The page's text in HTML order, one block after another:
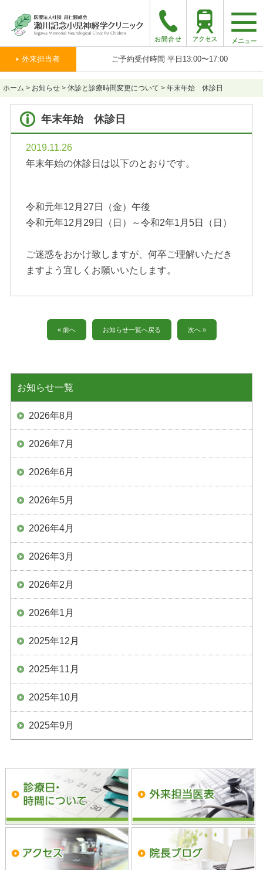
外来担当者 ご予約受付時間 平日13:00〜17:00
ホーム > お知らせ > 休診と診療時間変更について > 年末年始 休診日
年末年始 休診日
2019.11.26
年末年始の休診日は以下のとおりです。
令和元年12月27日（金）午後
令和元年12月29日（日）～令和2年1月5日（日）
ご迷惑をおかけ致しますが、何卒ご理解いただき
ますよう宜しくお願いいたします。
« 前へ お知らせ一覧へ戻る 次へ »
お知らせ一覧
2026年8月
2026年7月
2026年6月
2026年5月
2026年4月
2026年3月
2026年2月
2026年1月
2025年12月
2025年11月
2025年10月
2025年9月